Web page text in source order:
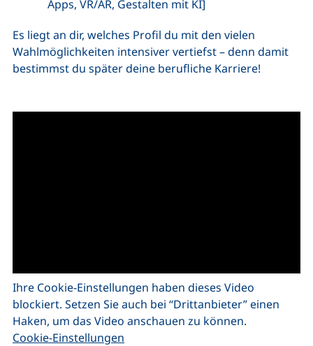
Apps, VR/AR, Gestalten mit KI]
Es liegt an dir, welches Profil du mit den vielen
Wahlmöglichkeiten intensiver vertiefst – denn damit
bestimmst du später deine berufliche Karriere!
Ihre Cookie-Einstellungen haben dieses Video
blockiert. Setzen Sie auch bei “Drittanbieter” einen
Haken, um das Video anschauen zu können.
Cookie-Einstellungen